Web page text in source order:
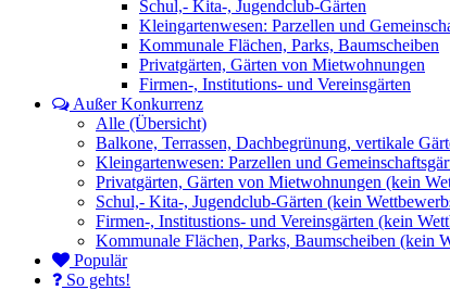
Schul,- Kita-, Jugendclub-Gärten
Kleingartenwesen: Parzellen und
Kommunale Flächen, Parks, Baumscheiben
Privatgärten, Gärten von Mietwohnungen
Firmen-, Institutions- und Vereinsgärten
Außer Konkurrenz
Alle (Übersicht)
Balkone, Terrassen, Dachbegrünung, vertikale
Kleingartenwesen: Parzellen und
Privatgärten, Gärten von Mietwohnungen (kein
Schul,- Kita-, Jugendclub-Gärten (kein
Firmen-, Institustions- und Vereinsgärten (kein
Kommunale Flächen, Parks, Baumscheiben (kein
Populär
So gehts!